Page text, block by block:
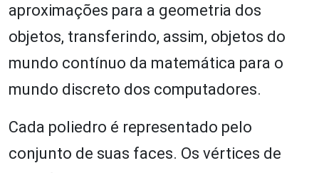
aproximações para a geometria dos
objetos, transferindo, assim, objetos do
mundo contínuo da matemática para o
mundo discreto dos computadores.
Cada poliedro é representado pelo
conjunto de suas faces. Os vértices de